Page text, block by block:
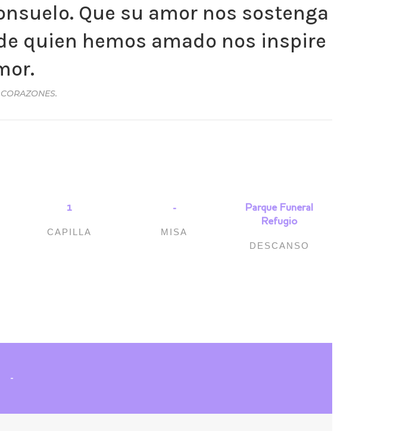
Que su amor nos sostenga
quien hemos amado nos inspire
1
CAPILLA
-
MISA
Parque Funeral
Refugio
DESCANSO
-